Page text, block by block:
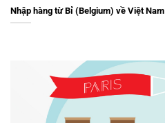
Nhập hàng từ Bỉ (Belgium) về Việt Nam